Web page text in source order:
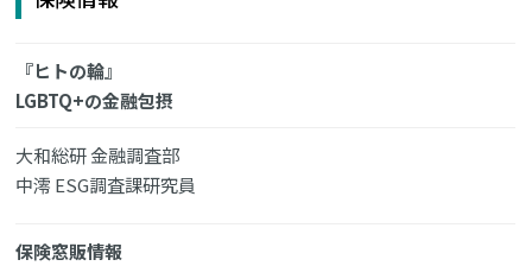
『ヒトの輪』
LGBTQ+の金融包摂
大和総研 金融調査部
中澪 ESG調査課研究員
保険窓販情報